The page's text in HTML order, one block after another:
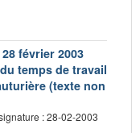
février 2003
temps de travail
(texte non
: 28-02-2003